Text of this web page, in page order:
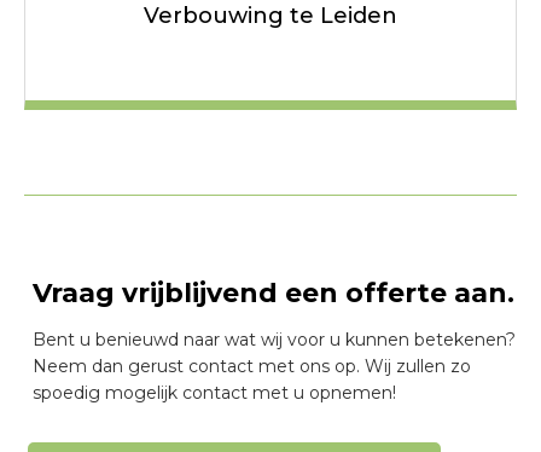
Verbouwing te Leiden
Vraag vrijblijvend een offerte aan.
Bent u benieuwd naar wat wij voor u kunnen betekenen?
Neem dan gerust contact met ons op. Wij zullen zo
spoedig mogelijk contact met u opnemen!